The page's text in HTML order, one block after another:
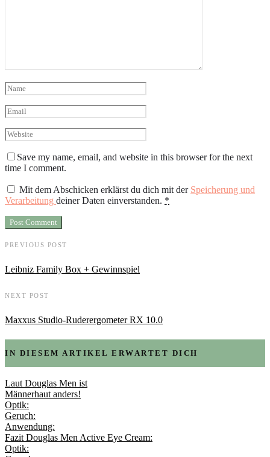
Save my name, email, and website in this browser for the next
time I comment.
Mit dem Abschicken erklärst du dich mit der Speicherung und
Verarbeitung deiner Daten einverstanden. *
PREVIOUS POST
Leibniz Family Box + Gewinnspiel
NEXT POST
Maxxus Studio-Ruderergometer RX 10.0
IN DIESEM ARTIKEL ERWARTET DICH
Laut Douglas Men ist
Männerhaut anders!
Optik:
Geruch:
Anwendung:
Fazit Douglas Men Active Eye Cream:
Optik: